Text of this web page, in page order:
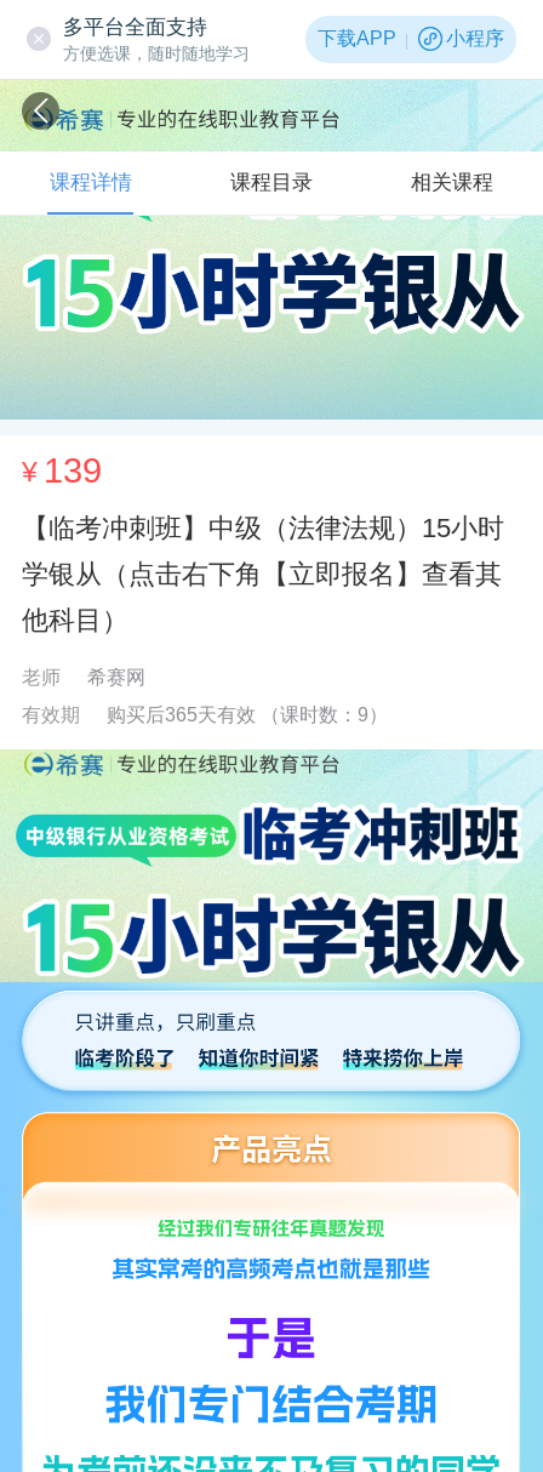
多平台全面支持
方便选课，随时随地学习
下载APP 小程序
¥ 139
【临考冲刺班】中级（法律法规）15小时
学银从（点击右下角【立即报名】查看其
他科目）
老师
希赛网
有效期
购买后365天有效 （课时数： 9）
课程详情 课程目录 相关课程